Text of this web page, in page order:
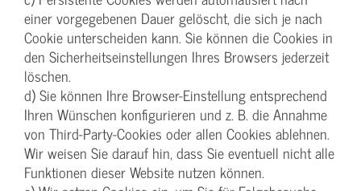
einer vorgegebenen Dauer gelöscht, die sich je nach
Cookie unterscheiden kann. Sie können die Cookies in
den Sicherheitseinstellungen Ihres Browsers jederzeit
löschen.
d) Sie können Ihre Browser-Einstellung entsprechend
Ihren Wünschen konfigurieren und z. B. die Annahme
von Third-Party-Cookies oder allen Cookies ablehnen.
Wir weisen Sie darauf hin, dass Sie eventuell nicht alle
Funktionen dieser Website nutzen können.